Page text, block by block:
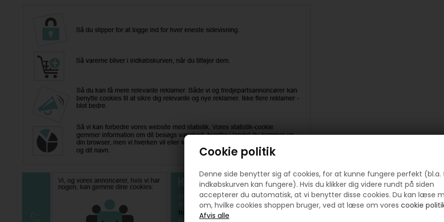
Cookie politik
Denne side benytter sig af cookies, for at kunne fungere perfekt (bl.a.
indkøbskurven kan fungere). Hvis du klikker dig videre rundt på siden
accepterer du automatisk, at vi benytter disse cookies. Du kan læse
om, hvilke cookies shoppen bruger, ved at læse om vores cookie